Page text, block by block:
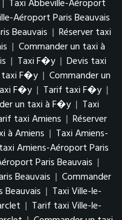
| Taxi Abbeville-Aéroport
Aéroport Paris Beauvais
Beauvais | Réserver taxi
| Commander un taxi à
| Taxi F�y | Devis taxi
taxi F�y | Commander un
F�y | Tarif taxi F�y |
un taxi à F�y | Taxi
taxi Amiens | Réserver
à Amiens | Taxi Amiens-
Amiens-Aéroport Paris
Paris Beauvais |
Beauvais | Commander
| Taxi Ville-le-
| Tarif taxi Ville-le-